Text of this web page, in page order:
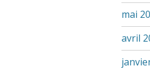
mai
avril